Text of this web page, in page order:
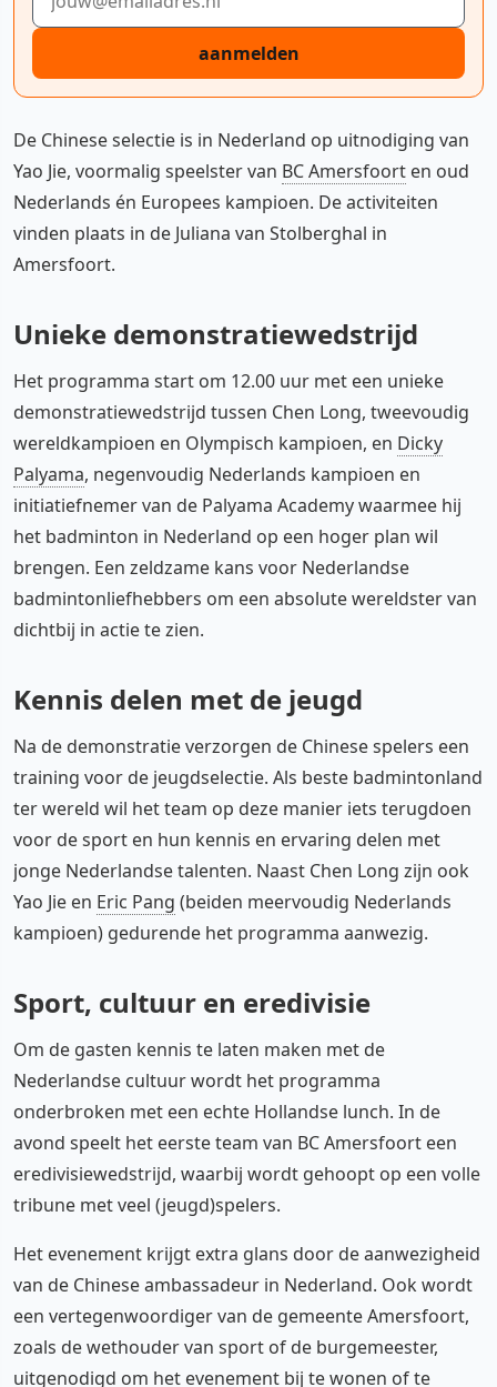
aanmelden
De Chinese selectie is in Nederland op uitnodiging van
Yao Jie, voormalig speelster van BC Amersfoort en oud
Nederlands én Europees kampioen. De activiteiten
vinden plaats in de Juliana van Stolberghal in
Amersfoort.
Unieke demonstratiewedstrijd
Het programma start om 12.00 uur met een unieke
demonstratiewedstrijd tussen Chen Long, tweevoudig
wereldkampioen en Olympisch kampioen, en Dicky
Palyama, negenvoudig Nederlands kampioen en
initiatiefnemer van de Palyama Academy waarmee hij
het badminton in Nederland op een hoger plan wil
brengen. Een zeldzame kans voor Nederlandse
badmintonliefhebbers om een absolute wereldster van
dichtbij in actie te zien.
Kennis delen met de jeugd
Na de demonstratie verzorgen de Chinese spelers een
training voor de jeugdselectie. Als beste badmintonland
ter wereld wil het team op deze manier iets terugdoen
voor de sport en hun kennis en ervaring delen met
jonge Nederlandse talenten. Naast Chen Long zijn ook
Yao Jie en Eric Pang (beiden meervoudig Nederlands
kampioen) gedurende het programma aanwezig.
Sport, cultuur en eredivisie
Om de gasten kennis te laten maken met de
Nederlandse cultuur wordt het programma
onderbroken met een echte Hollandse lunch. In de
avond speelt het eerste team van BC Amersfoort een
eredivisiewedstrijd, waarbij wordt gehoopt op een volle
tribune met veel (jeugd)spelers.
Het evenement krijgt extra glans door de aanwezigheid
van de Chinese ambassadeur in Nederland. Ook wordt
een vertegenwoordiger van de gemeente Amersfoort,
zoals de wethouder van sport of de burgemeester,
uitgenodigd om het evenement bij te wonen of te